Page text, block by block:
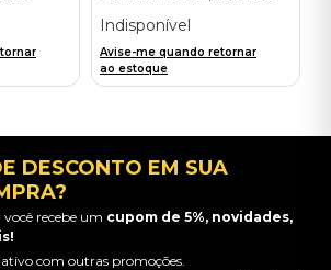
Indisponível
Avise-me quando retornar
ao estoque
DESCONTO EM SUA
recebe um cupom de 5%, novidades,
com outras promoções.